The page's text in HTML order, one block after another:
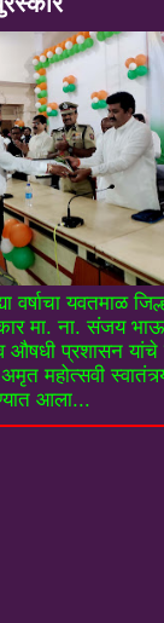
यवतमाळ
मा. ना. संजय भाऊ
औषधी प्रशासन
महोत्सवी
आला...